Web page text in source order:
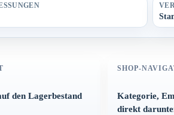
den Lagerbestand
SHOP-
Kategorie,
direkt